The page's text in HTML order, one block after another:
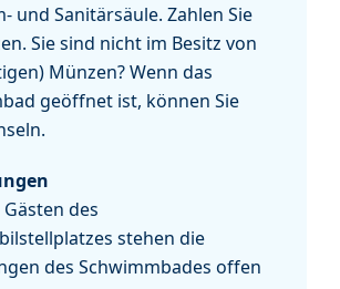
und Sanitärsäule. Zahlen Sie
Sie sind nicht im Besitz von
Münzen? Wenn das
geöffnet ist, können Sie
des
stehen die
des Schwimmbades offen